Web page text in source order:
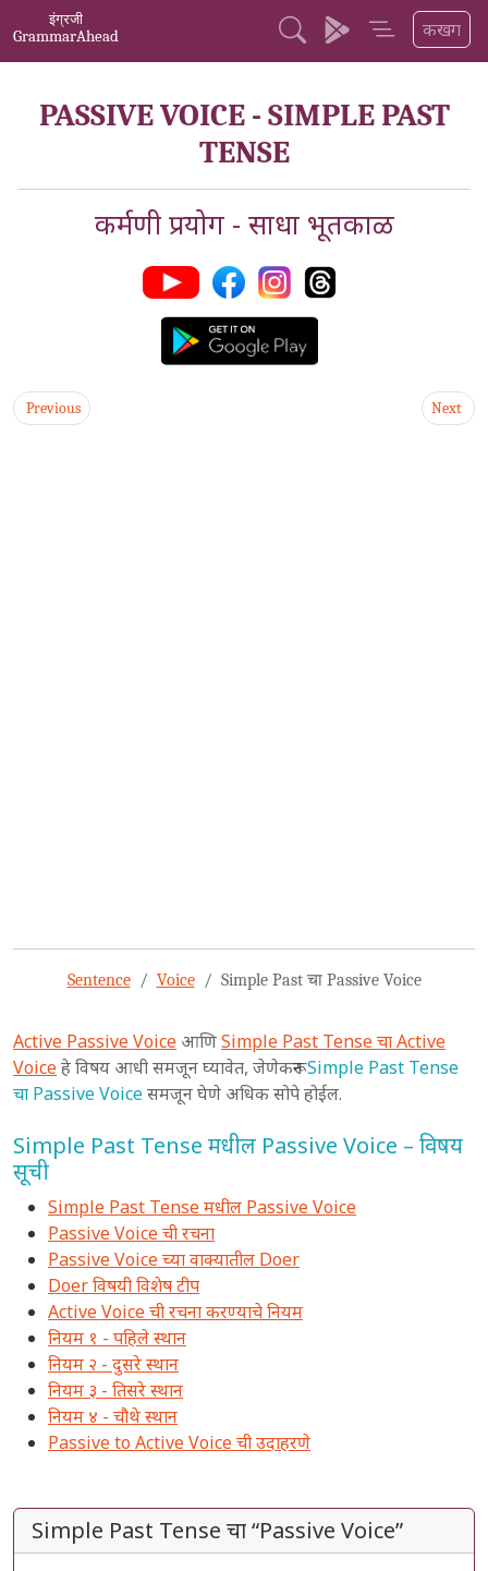
इंग्रजी
GrammarAhead कखग
PASSIVE VOICE - SIMPLE PAST
TENSE
कर्मणी प्रयोग - साधा भूतकाळ
Previous Next
Sentence Voice Simple Past चा Passive Voice
Active Passive Voice आणिSimple Past Tense चा Active
Voiceहे विषय आधी समजून घ्यावेत, जेणेकरूनSimple Past Tense
चा Passive Voiceसमजून घेणे अधिक सोपे होईल.
Simple Past Tense मधील Passive Voice – विषय
सूची
Simple Past Tense मधील Passive Voice
Passive Voice ची रचना
Passive Voice च्या वाक्यातील Doer
Doer विषयी विशेष टीप
Active Voice ची रचना करण्याचे नियम
नियम १ - पहिले स्थान
नियम २ - दुसरे स्थान
नियम ३ - तिसरे स्थान
नियम ४ - चौथे स्थान
Passive to Active Voice ची उदाहरणे
Simple Past Tense चा “Passive Voice”